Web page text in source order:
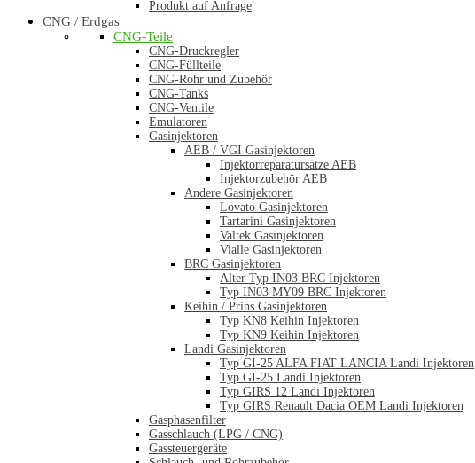
Produkt auf Anfrage
CNG / Erdgas
CNG-Teile
CNG-Druckregler
CNG-Füllteile
CNG-Rohr und Zubehör
CNG-Tanks
CNG-Ventile
Emulatoren
Gasinjektoren
AEB / VGI Gasinjektoren
Injektorreparatursätze AEB
Injektorzubehör AEB
Andere Gasinjektoren
Lovato Gasinjektoren
Tartarini Gasinjektoren
Valtek Gasinjektoren
Vialle Gasinjektoren
BRC Gasinjektoren
Alter Typ IN03 BRC Injektoren
Typ IN03 MY09 BRC Injektoren
Keihin / Prins Gasinjektoren
Typ KN8 Keihin Injektoren
Typ KN9 Keihin Injektoren
Landi Gasinjektoren
Typ GI-25 ALFA FIAT LANCIA Landi Injektoren
Typ GI-25 Landi Injektoren
Typ GIRS 12 Landi Injektoren
Typ GIRS Renault Dacia OEM Landi Injektoren
Gasphasenfilter
Gasschlauch (LPG / CNG)
Gassteuergeräte